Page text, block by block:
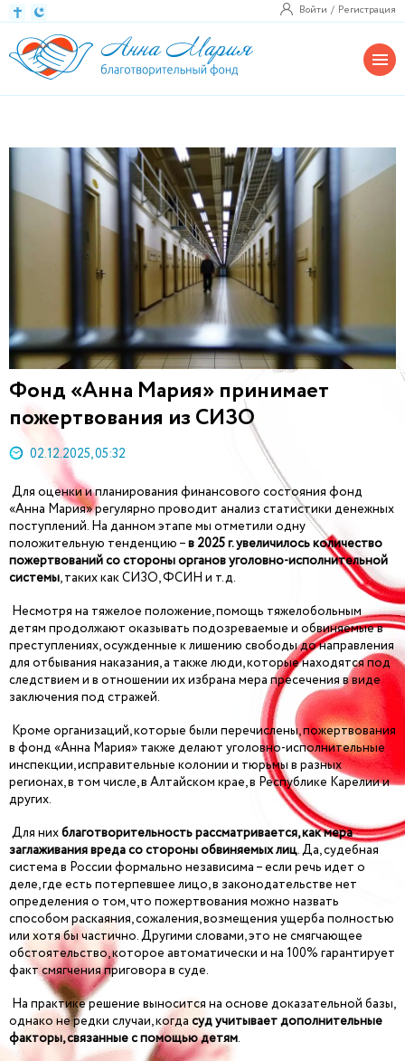
Войти Регистрация
Фонд «Анна Мария» принимает
пожертвования из СИЗО
02.12.2025, 05:32
Для оценки и планирования финансового состояния фонд
«Анна Мария» регулярно проводит анализ статистики денежных
поступлений. На данном этапе мы отметили одну
положительную тенденцию –в 2025 г. увеличилось количество
пожертвований со стороны органов уголовно-исполнительной
системы, таких как СИЗО, ФСИН и т.д.
Несмотря на тяжелое положение, помощь тяжелобольным
детям продолжают оказывать подозреваемые и обвиняемые в
преступлениях, осужденные к лишению свободы до направления
для отбывания наказания, а также люди, которые находятся под
следствием и в отношении их избрана мера пресечения в виде
заключения под стражей.
Кроме организаций, которые были перечислены, пожертвования
в фонд «Анна Мария» также делают уголовно-исполнительные
инспекции, исправительные колонии и тюрьмы в разных
регионах, в том числе, в Алтайском крае, в Республике Карелии и
других.
Для нихблаготворительность рассматривается, как мера
заглаживания вреда со стороны обвиняемых лиц. Да, судебная
система в России формально независима – если речь идет о
деле, где есть потерпевшее лицо, в законодательстве нет
определения о том, что пожертвования можно назвать
способом раскаяния, сожаления, возмещения ущерба полностью
или хотя бы частично. Другими словами, это не смягчающее
обстоятельство, которое автоматически и на 100% гарантирует
факт смягчения приговора в суде.
На практике решение выносится на основе доказательной базы,
однако не редки случаи, когда суд учитывает дополнительные
факторы, связанные с помощью детям.